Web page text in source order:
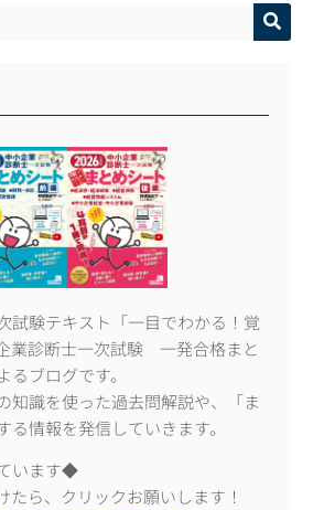
試験テキスト「一目でわかる！覚
業診断士一次試験 一発合格まと
るブログです。
知識を使った過去問解説や、「ま
る情報を発信していきます。
います◆
たら、クリックお願いします！